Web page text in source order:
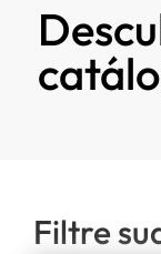
Filtre